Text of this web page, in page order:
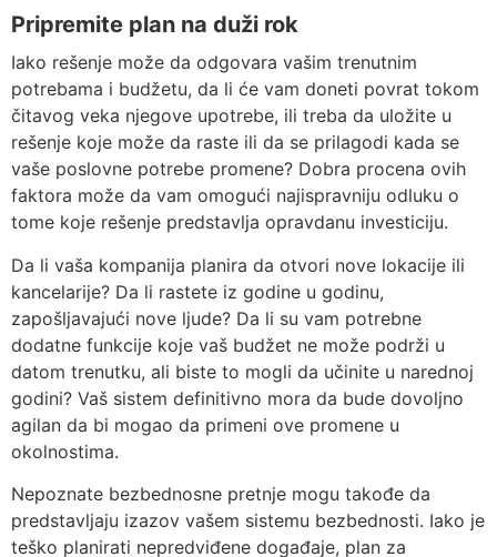
Pripremite plan na duži rok
Iako rešenje može da odgovara vašim trenutnim
potrebama i budžetu, da li će vam doneti povrat tokom
čitavog veka njegove upotrebe, ili treba da uložite u
rešenje koje može da raste ili da se prilagodi kada se
vaše poslovne potrebe promene? Dobra procena ovih
faktora može da vam omogući najispravniju odluku o
tome koje rešenje predstavlja opravdanu investiciju.
Da li vaša kompanija planira da otvori nove lokacije ili
kancelarije? Da li rastete iz godine u godinu,
zapošljavajući nove ljude? Da li su vam potrebne
dodatne funkcije koje vaš budžet ne može podrži u
datom trenutku, ali biste to mogli da učinite u narednoj
godini? Vaš sistem definitivno mora da bude dovoljno
agilan da bi mogao da primeni ove promene u
okolnostima.
Nepoznate bezbednosne pretnje mogu takođe da
predstavljaju izazov vašem sistemu bezbednosti. Iako je
teško planirati nepredviđene događaje, plan za